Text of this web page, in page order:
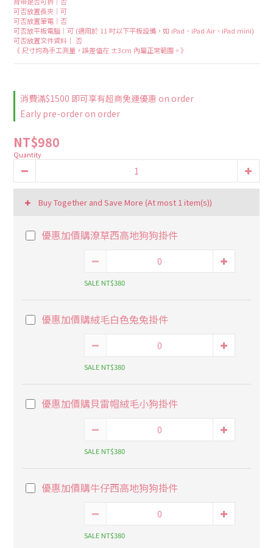
可否放置長夾｜可
可否放置筆電｜否
可否放平板電腦｜可 (適用於 11 吋以下平板設備，如 iPad、iPad Air、iPad mini)
可否放置文件資料｜ 否
《 尺寸均為手工測量，誤差值在 ±3cm 內屬正常範圍。》
消費滿$1500 即可享有超商免運優惠 on order
Early pre-order on order
NT$980
Quantity
Buy Together and Save More (At most 1 item(s))
優惠加價購潦草西高地狗狗掛件
SALE NT$380
優惠加價購絨毛白色兔兔掛件
SALE NT$380
優惠加價購貝雷帽絨毛小狗掛件
SALE NT$380
優惠加價購牛仔西高地狗狗掛件
SALE NT$380